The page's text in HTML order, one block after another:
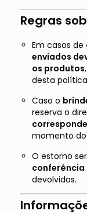
Regras
Em casos de
enviados
os produtos
desta
Caso o
reserva o
momento
O estorno
conferência
devolvidos.